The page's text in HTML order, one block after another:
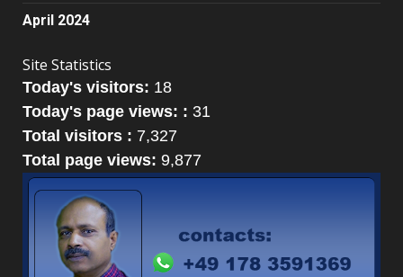
April 2024
Site Statistics
Today's visitors: 18
Today's page views: : 31
Total visitors : 7,327
Total page views: 9,877